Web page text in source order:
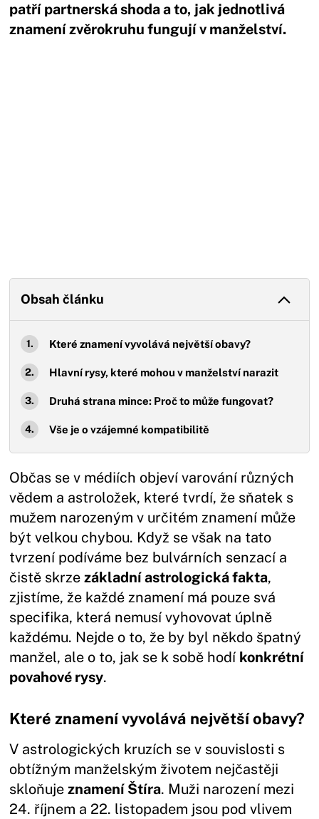
patří partnerská shoda a to, jak jednotlivá
znamení zvěrokruhu fungují v manželství.
Obsah článku
Které znamení vyvolává největší obavy?
Hlavní rysy, které mohou v manželství narazit
Druhá strana mince: Proč to může fungovat?
Vše je o vzájemné kompatibilitě
Občas se v médiích objeví varování různých
vědem a astroložek, které tvrdí, že sňatek s
mužem narozeným v určitém znamení může
být velkou chybou. Když se však na tato
tvrzení podíváme bez bulvárních senzací a
čistě skrzezákladní astrologická fakta,
zjistíme, že každé znamení má pouze svá
specifika, která nemusí vyhovovat úplně
každému. Nejde o to, že by byl někdo špatný
manžel, ale o to, jak se k sobě hodí konkrétní
povahové rysy.
Které znamení vyvolává největší obavy?
V astrologických kruzích se v souvislosti s
obtížným manželským životem nejčastěji
skloňujeznamení Štíra. Muži narození mezi
24. říjnem a 22. listopadem jsou pod vlivem